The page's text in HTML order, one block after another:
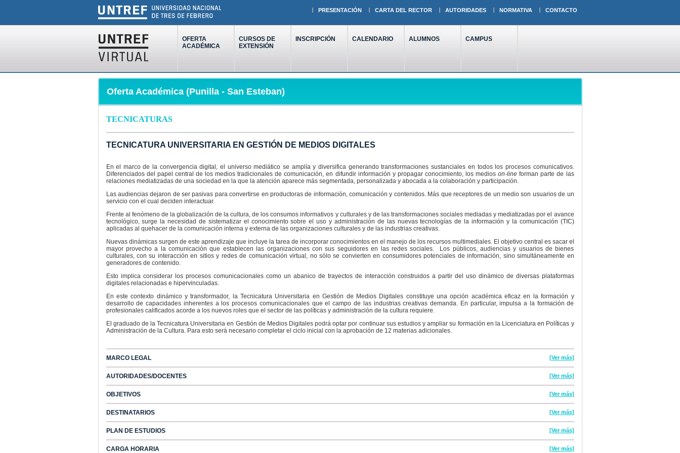
PRESENTACIÓN CARTA DEL RECTOR AUTORIDADES NORMATIVA CONTACTO
OFERTA
ACADÉMICA
CURSOS DE
EXTENSIÓN
INSCRIPCIÓN CALENDARIO ALUMNOS CAMPUS
Oferta Académica (Punilla - San Esteban)
TECNICATURAS
TECNICATURA UNIVERSITARIA EN GESTIÓN DE MEDIOS DIGITALES
En el marco de la convergencia digital, el universo mediático se amplía y diversifica generando transformaciones sustanciales en todos los procesos comunicativos.
Diferenciados del papel central de los medios tradicionales de comunicación, en difundir información y propagar conocimiento, los medioson-line forman parte de las
relaciones mediatizadas de una sociedad en la que la atención aparece más segmentada, personalizada y abocada a la colaboración y participación.
Las audiencias dejaron de ser pasivas para convertirse en productoras de información, comunicación y contenidos. Más que receptores de un medio son usuarios de un
servicio con el cual deciden interactuar.
Frente al fenómeno de la globalización de la cultura, de los consumos informativos y culturales y de las transformaciones sociales mediadas y mediatizadas por el avance
tecnológico, surge la necesidad de sistematizar el conocimiento sobre el uso y administración de las nuevas tecnologías de la información y la comunicación (TIC)
aplicadas al quehacer de la comunicación interna y externa de las organizaciones culturales y de las industrias creativas.
Nuevas dinámicas surgen de este aprendizaje que incluye la tarea de incorporar conocimientos en el manejo de los recursos multimediales. El objetivo central es sacar el
mayor provecho a la comunicación que establecen las organizaciones con sus seguidores en las redes sociales. Los públicos, audiencias y usuarios de bienes
culturales, con su interacción en sitios y redes de comunicación virtual, no sólo se convierten en consumidores potenciales de información, sino simultáneamente en
generadores de contenido.
Esto implica considerar los procesos comunicacionales como un abanico de trayectos de interacción construidos a partir del uso dinámico de diversas plataformas
digitales relacionadas e hipervinculadas.
En este contexto dinámico y transformador, la Tecnicatura Universitaria en Gestión de Medios Digitales constituye una opción académica eficaz en la formación y
desarrollo de capacidades inherentes a los procesos comunicacionales que el campo de las industrias creativas demanda. En particular, impulsa a la formación de
profesionales calificados acorde a los nuevos roles que el sector de las políticas y administración de la cultura requiere.
El graduado de la Tecnicatura Universitaria en Gestión de Medios Digitales podrá optar por continuar sus estudios y ampliar su formación en la Licenciatura en Políticas y
Administración de la Cultura. Para esto será necesario completar el ciclo inicial con la aprobación de 12 materias adicionales.
MARCO LEGAL [Ver más]
AUTORIDADES/DOCENTES [Ver más]
OBJETIVOS [Ver más]
DESTINATARIOS [Ver más]
PLAN DE ESTUDIOS [Ver más]
CARGA HORARIA [Ver más]